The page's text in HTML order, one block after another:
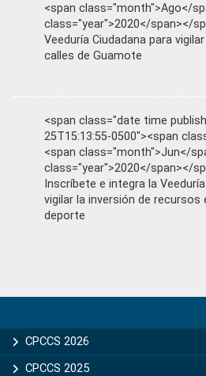
<span class="month">Ago</
class="year">2020</span></
Veeduría Ciudadana para
calles de Guamote
<span class="date time
25T15:13:55-0500"><span
<span class="month">Jun</
class="year">2020</span></
Inscríbete e integra la
vigilar la inversión de recursos
deporte
Sidebar
CPCCS 2026
CPCCS 2025